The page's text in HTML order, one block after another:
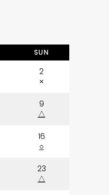
SUN
2
×
9
△
16
○
23
△